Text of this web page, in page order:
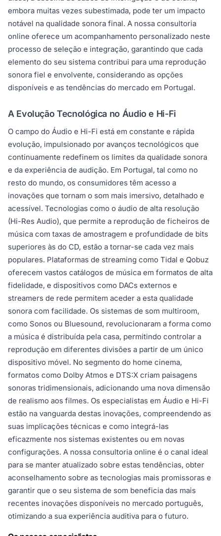
embora muitas vezes subestimada, pode ter um impacto
notável na qualidade sonora final. A nossa consultoria
online oferece um acompanhamento personalizado neste
processo de seleção e integração, garantindo que cada
elemento do seu sistema contribui para uma reprodução
sonora fiel e envolvente, considerando as opções
disponíveis e as tendências do mercado em Portugal.
A Evolução Tecnológica no Áudio e Hi-Fi
O campo do Áudio e Hi-Fi está em constante e rápida
evolução, impulsionado por avanços tecnológicos que
continuamente redefinem os limites da qualidade sonora
e da experiência de audição. Em Portugal, tal como no
resto do mundo, os consumidores têm acesso a
inovações que tornam o som mais imersivo, detalhado e
acessível. Tecnologias como o áudio de alta resolução
(Hi-Res Audio), que permite a reprodução de ficheiros de
música com taxas de amostragem e profundidade de bits
superiores às do CD, estão a tornar-se cada vez mais
populares. Plataformas de streaming como Tidal e Qobuz
oferecem vastos catálogos de música em formatos de alta
fidelidade, e dispositivos como DACs externos e
streamers de rede permitem aceder a esta qualidade
sonora com facilidade. Os sistemas de som multiroom,
como Sonos ou Bluesound, revolucionaram a forma como
a música é distribuída pela casa, permitindo controlar a
reprodução em diferentes divisões a partir de um único
dispositivo móvel. No segmento do home cinema,
formatos como Dolby Atmos e DTS:X criam paisagens
sonoras tridimensionais, adicionando uma nova dimensão
de realismo aos filmes. Os especialistas em Áudio e Hi-Fi
estão na vanguarda destas inovações, compreendendo as
suas implicações técnicas e como integrá-las
eficazmente nos sistemas existentes ou em novas
configurações. A nossa consultoria online é o canal ideal
para se manter atualizado sobre estas tendências, obter
aconselhamento sobre as tecnologias mais promissoras e
garantir que o seu sistema de som beneficia das mais
recentes inovações disponíveis no mercado português,
otimizando a sua experiência auditiva para o futuro.